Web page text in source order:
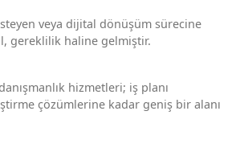
veya dijital dönüşüm sürecine
gereklilik haline gelmiştir.
hizmetleri; iş planı
çözümlerine kadar geniş bir alanı